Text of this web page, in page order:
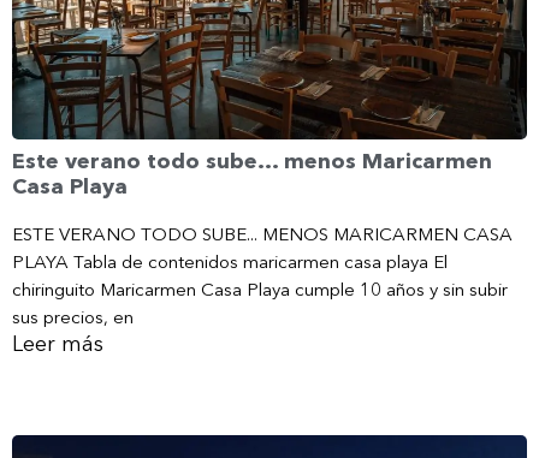
Este verano todo sube… menos Maricarmen
Casa Playa
ESTE VERANO TODO SUBE... MENOS MARICARMEN CASA
PLAYA Tabla de contenidos maricarmen casa playa El
chiringuito Maricarmen Casa Playa cumple 10 años y sin subir
sus precios, en
Leer más